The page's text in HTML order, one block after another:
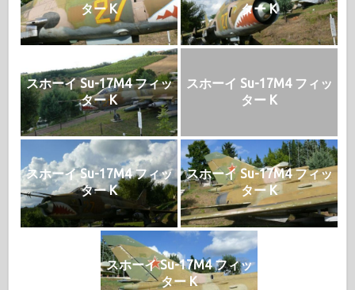
ター K
ター K
スホーイ Su-17M4 フィッ
ター K
スホーイ Su-17M4 フィッ
ター K
スホーイ Su-17M4 フィッ
ター K
スホーイ Su-17M4 フィッ
ター K
スホーイ Su-17M4 フィッ
ター K